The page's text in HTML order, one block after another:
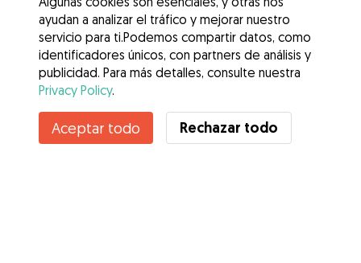
ayudan a analizar el tráfico y mejorar nuestro
servicio para ti.Podemos compartir datos, como
identificadores únicos, con partners de análisis y
publicidad. Para más detalles, consulte nuestra
Privacy Policy.
Aceptar todo Rechazar todo